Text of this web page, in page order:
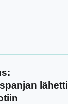
lähetti